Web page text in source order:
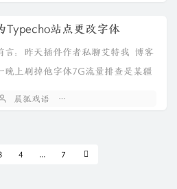
Typecho站点更改字体
言：昨天插件作者私聊艾特我 博客
晚上刷掉他字体7G流量排查是某疆
晨狐戏语
4 ... 7